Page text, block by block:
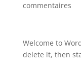
commentaires
Welcome to
delete it, then